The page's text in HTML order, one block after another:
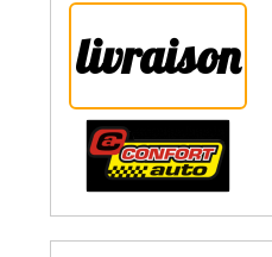
livraison